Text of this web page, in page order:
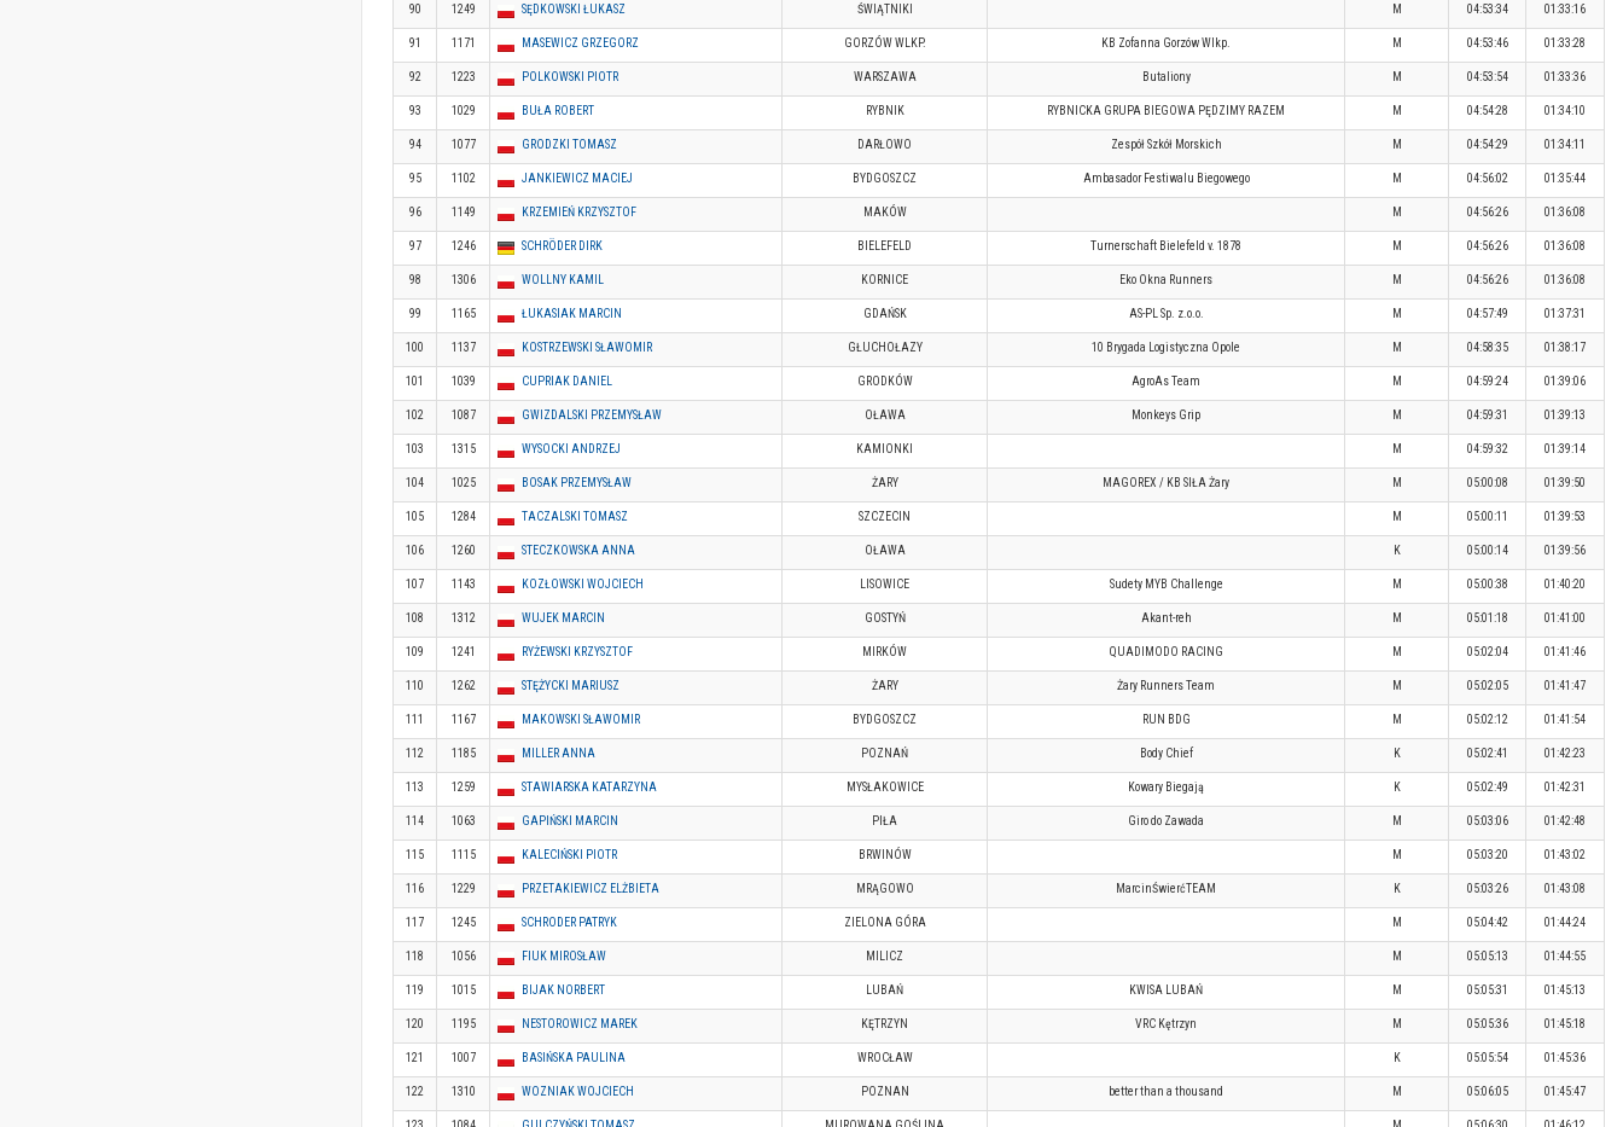
90 1249 SĘDKOWSKI ŁUKASZ ŚWIĄTNIKI M 04:53:34 01:33:16
91 1171 MASEWICZ GRZEGORZ GORZÓW WLKP. KB Zofanna Gorzów Wlkp. M 04:53:46 01:33:28
92 1223 POLKOWSKI PIOTR WARSZAWA Butaliony M 04:53:54 01:33:36
93 1029 BUŁA ROBERT RYBNIK RYBNICKA GRUPA BIEGOWA PĘDZIMY RAZEM M 04:54:28 01:34:10
94 1077 GRODZKI TOMASZ DARŁOWO Zespół Szkół Morskich M 04:54:29 01:34:11
95 1102 JANKIEWICZ MACIEJ BYDGOSZCZ Ambasador Festiwalu Biegowego M 04:56:02 01:35:44
96 1149 KRZEMIEŃ KRZYSZTOF MAKÓW M 04:56:26 01:36:08
97 1246 SCHRÖDER DIRK BIELEFELD Turnerschaft Bielefeld v. 1878 M 04:56:26 01:36:08
98 1306 WOLLNY KAMIL KORNICE Eko Okna Runners M 04:56:26 01:36:08
99 1165 ŁUKASIAK MARCIN GDAŃSK AS-PL Sp. z.o.o. M 04:57:49 01:37:31
100 1137 KOSTRZEWSKI SŁAWOMIR GŁUCHOŁAZY 10 Brygada Logistyczna Opole M 04:58:35 01:38:17
101 1039 CUPRIAK DANIEL GRODKÓW AgroAs Team M 04:59:24 01:39:06
102 1087 GWIZDALSKI PRZEMYSŁAW OŁAWA Monkeys Grip M 04:59:31 01:39:13
103 1315 WYSOCKI ANDRZEJ KAMIONKI M 04:59:32 01:39:14
104 1025 BOSAK PRZEMYSŁAW ŻARY MAGOREX / KB SIŁA Żary M 05:00:08 01:39:50
105 1284 TACZALSKI TOMASZ SZCZECIN M 05:00:11 01:39:53
106 1260 STECZKOWSKA ANNA OŁAWA K 05:00:14 01:39:56
107 1143 KOZŁOWSKI WOJCIECH LISOWICE Sudety MYB Challenge M 05:00:38 01:40:20
108 1312 WUJEK MARCIN GOSTYŃ Akant-reh M 05:01:18 01:41:00
109 1241 RYŻEWSKI KRZYSZTOF MIRKÓW QUADIMODO RACING M 05:02:04 01:41:46
110 1262 STĘŻYCKI MARIUSZ ŻARY Żary Runners Team M 05:02:05 01:41:47
111 1167 MAKOWSKI SŁAWOMIR BYDGOSZCZ RUN BDG M 05:02:12 01:41:54
112 1185 MILLER ANNA POZNAŃ Body Chief K 05:02:41 01:42:23
113 1259 STAWIARSKA KATARZYNA MYSŁAKOWICE Kowary Biegają K 05:02:49 01:42:31
114 1063 GAPIŃSKI MARCIN PIŁA Giro do Zawada M 05:03:06 01:42:48
115 1115 KALECIŃSKI PIOTR BRWINÓW M 05:03:20 01:43:02
116 1229 PRZETAKIEWICZ ELŻBIETA MRĄGOWO MarcinŚwierćTEAM K 05:03:26 01:43:08
117 1245 SCHRODER PATRYK ZIELONA GÓRA M 05:04:42 01:44:24
118 1056 FIUK MIROSŁAW MILICZ M 05:05:13 01:44:55
119 1015 BIJAK NORBERT LUBAŃ KWISA LUBAŃ M 05:05:31 01:45:13
120 1195 NESTOROWICZ MAREK KĘTRZYN VRC Kętrzyn M 05:05:36 01:45:18
121 1007 BASIŃSKA PAULINA WROCŁAW K 05:05:54 01:45:36
122 1310 WOZNIAK WOJCIECH POZNAN better than a thousand M 05:06:05 01:45:47